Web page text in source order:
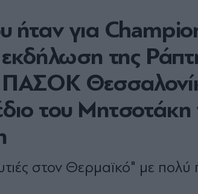
για
της
ΠΑΣΟΚ
του Μητσοτάκη
στον Θερμαϊκό" με πολύ